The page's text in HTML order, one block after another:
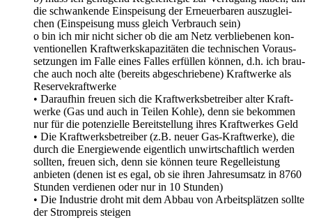
die schwan­ken­de Ein­spei­sung der Erneu­er­ba­ren aus­zu­glei­
chen (Ein­spei­sung muss gleich Ver­brauch sein)
o bin ich mir nicht sicher ob die am Netz ver­blie­be­nen kon­
ven­tio­nel­len Kraft­werks­ka­pa­zi­tä­ten die tech­ni­schen Vor­aus­
set­zun­gen im Fal­le eines Fal­les erfül­len kön­nen, d.h. ich brau­
che auch noch alte (bereits abge­schrie­be­ne) Kraft­wer­ke als
Reservekraftwerke
• Dar­auf­hin freu­en sich die Kraft­werks­be­trei­ber alter Kraft­
wer­ke (Gas und auch in Tei­len Koh­le), denn sie bekom­men
nur für die poten­zi­el­le Bereit­stel­lung ihres Kraft­wer­kes Geld
• Die Kraft­werks­be­trei­ber (z.B. neu­er Gas-Kraft­wer­ke), die
durch die Ener­gie­wen­de eigent­lich unwirt­schaft­lich wer­den
soll­ten, freu­en sich, denn sie kön­nen teu­re Regel­leis­tung
anbie­ten (denen ist es egal, ob sie ihren Jah­res­um­satz in 8760
Stun­den ver­die­nen oder nur in 10 Stunden)
• Die Indus­trie droht mit dem Abbau von Arbeits­plät­zen soll­te
der Strom­preis steigen